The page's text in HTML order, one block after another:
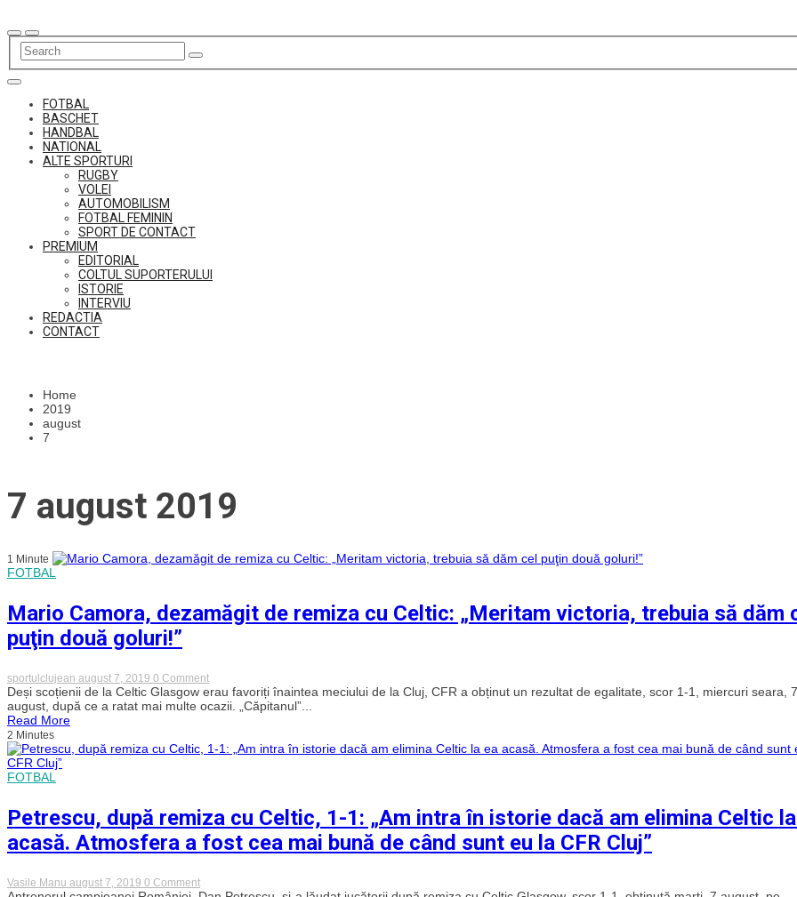
to
content
FOTBAL
BASCHET
HANDBAL
NATIONAL
ALTE SPORTURI
RUGBY
VOLEI
AUTOMOBILISM
FOTBAL FEMININ
SPORT DE CONTACT
PREMIUM
EDITORIAL
COLTUL SUPORTERULUI
ISTORIE
INTERVIU
REDACTIA
CONTACT
Home
2019
august
7
7 august 2019
1 Minute
FOTBAL
Mario Camora, dezamăgit de remiza cu Celtic: „Meritam victoria, trebuia să dăm
puţin două goluri!”
sportulclujean august 7, 2019 0 Commenton
Mario
Camora,
dezamăgit
cu
să
dăm
cel
puţin
Deși scoțienii de la Celtic Glasgow erau favoriți înaintea meciului de la Cluj, CFR a obținut un rezultat de egalitate, scor 1-1, miercuri seara, 7
august, după ce a ratat mai multe ocazii. „Căpitanul”...
Read More
2 Minutes
FOTBAL
Petrescu, după remiza cu Celtic, 1-1: „Am intra în istorie dacă am elimina Celtic
acasă. Atmosfera a fost cea mai bună de când sunt eu la CFR Cluj”
Vasile Manu august 7, 2019 0 Commenton
Petrescu,